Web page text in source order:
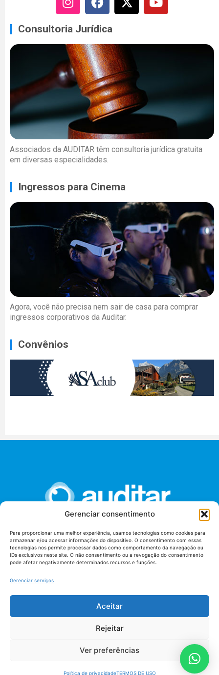
Gerenciar consentimento
Para proporcionar uma melhor experiência, usamos tecnologias como cookies para
armazenar e/ou acessar informações do dispositivo. O consentimento com essas
tecnologias nos permite processar dados como comportamento da navegação ou
IDs exclusivos neste site. O não consentimento ou a revogação do consentimento
pode afetar negativamente determinados recursos e funções.
Gerenciar serviços
Aceitar
Rejeitar
Ver preferências
Política de privacidadeTERMOS DE USO
Consultoria Jurídica
Associados da AUDITAR têm consultoria jurídica gratuita
em diversas especialidades.
Ingressos para Cinema
Agora, você não precisa nem sair de casa para comprar
ingressos corporativos da Auditar.
Convênios
União dos Auditores Federais de Controle Externo -
AUDITAR
Setor de Administração Federal Sul (SAF/Sul), Qd. 04, Lt. 01
Tribunal de Contas da União (TCU), Subsolo, Sala S04
Telefone: (61)3527-7292
Termos de uso